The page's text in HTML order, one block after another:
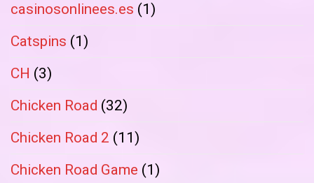
casinosonlinees.es (1)
Catspins (1)
CH (3)
Chicken Road (32)
Chicken Road 2 (11)
Chicken Road Game (1)